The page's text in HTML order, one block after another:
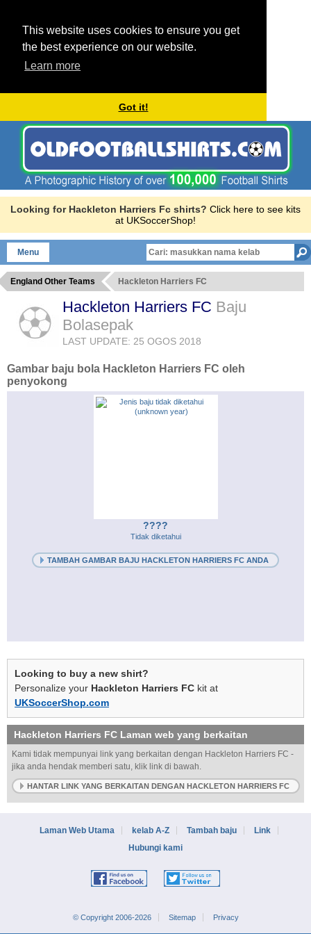
This website uses cookies to ensure you get
the best experience on our website.
Learn more
Got it!
Looking for Hackleton Harriers Fc shirts? Click here to see kits
at UKSoccerShop!
Menu
England Other Teams Hackleton Harriers FC
Hackleton Harriers FC Baju
Bolasepak
LAST UPDATE: 25 OGOS 2018
Gambar baju bola Hackleton Harriers FC oleh
penyokong
????
Tidak diketahui
TAMBAH GAMBAR BAJU HACKLETON HARRIERS FC ANDA
Looking to buy a new shirt?
Personalize your Hackleton Harriers FC kit at
UKSoccerShop.com
Hackleton Harriers FC Laman web yang berkaitan
Kami tidak mempunyai link yang berkaitan dengan Hackleton Harriers FC -
jika anda hendak memberi satu, klik link di bawah.
HANTAR LINK YANG BERKAITAN DENGAN HACKLETON HARRIERS FC
Laman Web Utama kelab A-Z Tambah baju
Link
Hubungi kami
© Copyright 2006-2026 Sitemap Privacy